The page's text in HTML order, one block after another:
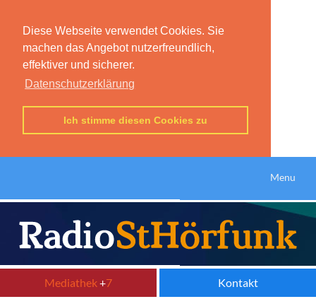
Diese Webseite verwendet Cookies. Sie
machen das Angebot nutzerfreundlich,
effektiver und sicherer.
Datenschutzerklärung
Ich stimme diesen Cookies zu
Menu
Mediathek+7 Kontakt